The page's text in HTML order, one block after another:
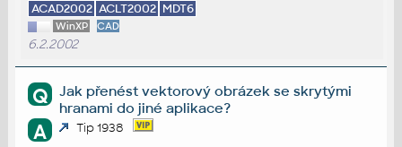
ACAD2002 ACLT2002 MDT6
WinXP CAD
6.2.2002
Q
Jak přenést vektorový obrázek se skrytými
hranami do jiné aplikace?
A Tip 1938